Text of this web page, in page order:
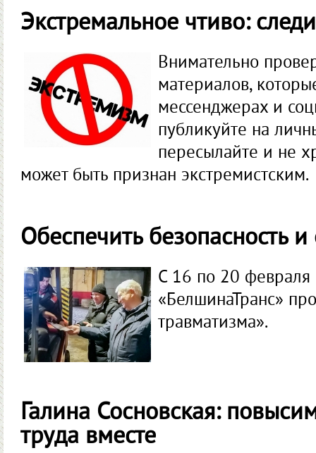
Экстремальное чтиво:
Внимательно
материалов,
мессенджерах и
публикуйте на
пересылайте и не
может быть признан экстремистским.
Обеспечить безопасность
С 16 по 20
«БелшинаТранс»
травматизма».
Галина Сосновская:
труда вместе